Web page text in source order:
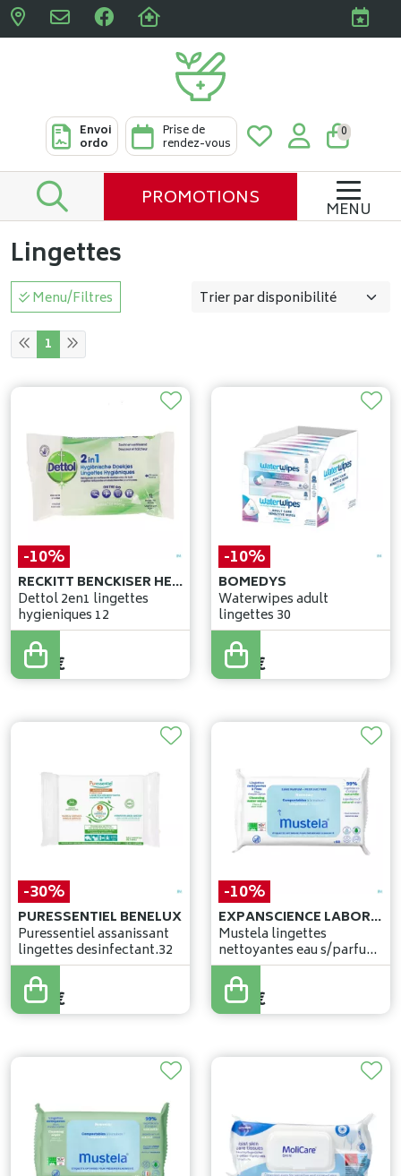
Pharmacies Clabots &
Envoi
ordo
Prise de
rendez-vous
0
PROMOTIONS MENU
Lingettes
Menu/Filtres
1
-10%
RECKITT BENCKISER HEALTHCARE (BELGIUM)
Dettol 2en1 lingettes
hygieniques 12
3,58€
3,22 €
-10%
BOMEDYS
Waterwipes adult
lingettes 30
4,31€
3,88 €
-30%
PURESSENTIEL BENELUX
Puressentiel assanissant
lingettes desinfectant.32
6,00€
4,20 €
-10%
EXPANSCIENCE LABORATOIRES
Mustela lingettes
nettoyantes eau s/parfum
60
6,99€
6,29 €